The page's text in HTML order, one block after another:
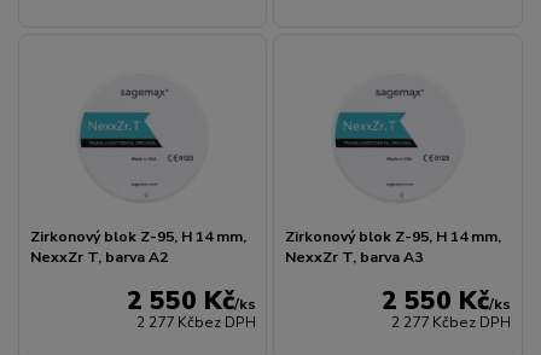
Zirkonový blok Z-95, H 14 mm,
NexxZr T, barva A2
2 550 Kč/ks
2 277 Kčbez DPH
Zirkonový blok Z-95, H 14 mm,
NexxZr T, barva A3
2 550 Kč/ks
2 277 Kčbez DPH